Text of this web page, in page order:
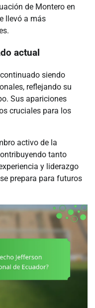
de Montero en
llevó a más
actual
siendo
reflejando su
Sus apariciones
cruciales para los
activo de la
tanto
y liderazgo
prepara para futuros